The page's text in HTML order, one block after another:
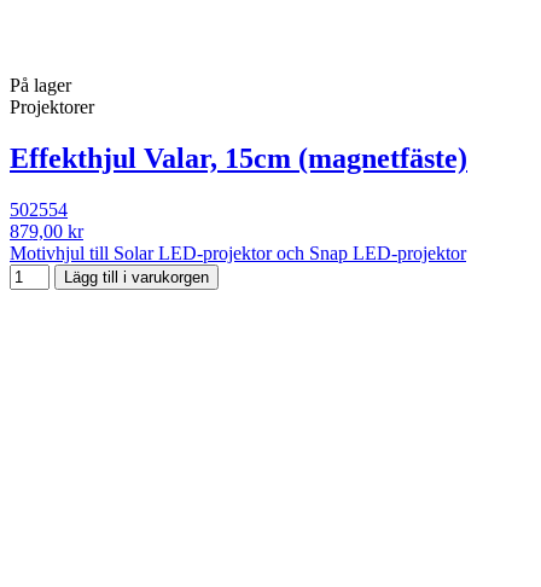
På lager
Projektorer
Effekthjul Valar, 15cm (magnetfäste)
502554
879,00 kr
Motivhjul till Solar LED-projektor och Snap LED-projektor
Lägg till i varukorgen